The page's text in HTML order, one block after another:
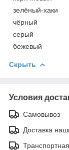
зелёный-хаки
чёрный
серый
бежевый
Скрыть
Условия
Самовывоз
Доставка